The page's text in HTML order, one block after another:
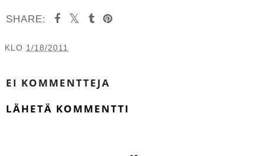
SHARE:
KLO 1/18/2011
EI KOMMENTTEJA
LÄHETÄ KOMMENTTI